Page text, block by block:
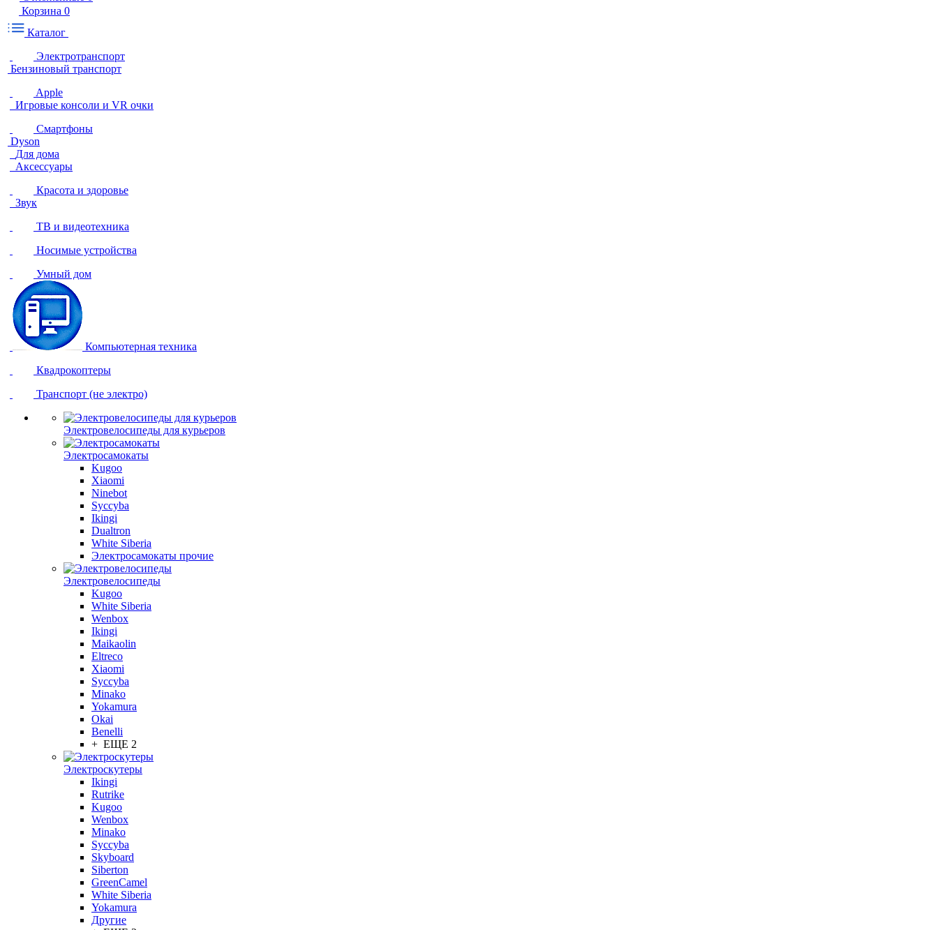
Корзина 0
Каталог
Электротранспорт
Бензиновый транспорт
Apple
Игровые консоли и VR очки
Смартфоны
Dyson
Для дома
Аксессуары
Красота и здоровье
Звук
ТВ и видеотехника
Носимые устройства
Умный дом
Компьютерная техника
Квадрокоптеры
Транспорт (не электро)
Электровелосипеды для курьеров
Электросамокаты
Kugoo
Xiaomi
Ninebot
Syccyba
Ikingi
Dualtron
White Siberia
Электросамокаты прочие
Электровелосипеды
Kugoo
White Siberia
Wenbox
Ikingi
Maikaolin
Eltreco
Xiaomi
Syccyba
Minako
Yokamura
Okai
Benelli
+ ЕЩЕ 2
Электроскутеры
Ikingi
Rutrike
Kugoo
Wenbox
Minako
Syccyba
Skyboard
Siberton
GreenCamel
White Siberia
Yokamura
Другие